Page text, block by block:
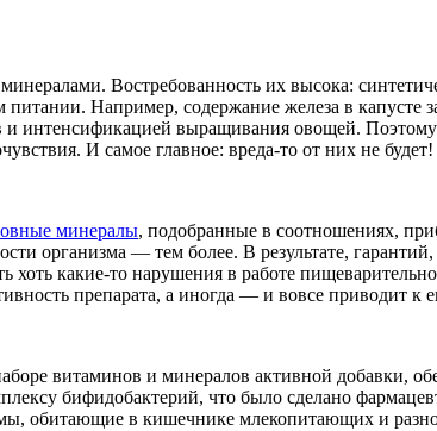
Востребованность их высока:
Например, содержание железа в капусте
и интенсификацией выращивания овощей.
И самое главное: вреда-то от них не будет!
минералы, подобранные в соотношениях,
организма — тем более. В результате,
хоть какие-то нарушения в работе
препарата, а иногда — и вовсе приводит к
витаминов и минералов активной добавки,
бифидобактерий, что было сделано
обитающие в кишечнике млекопитающих и